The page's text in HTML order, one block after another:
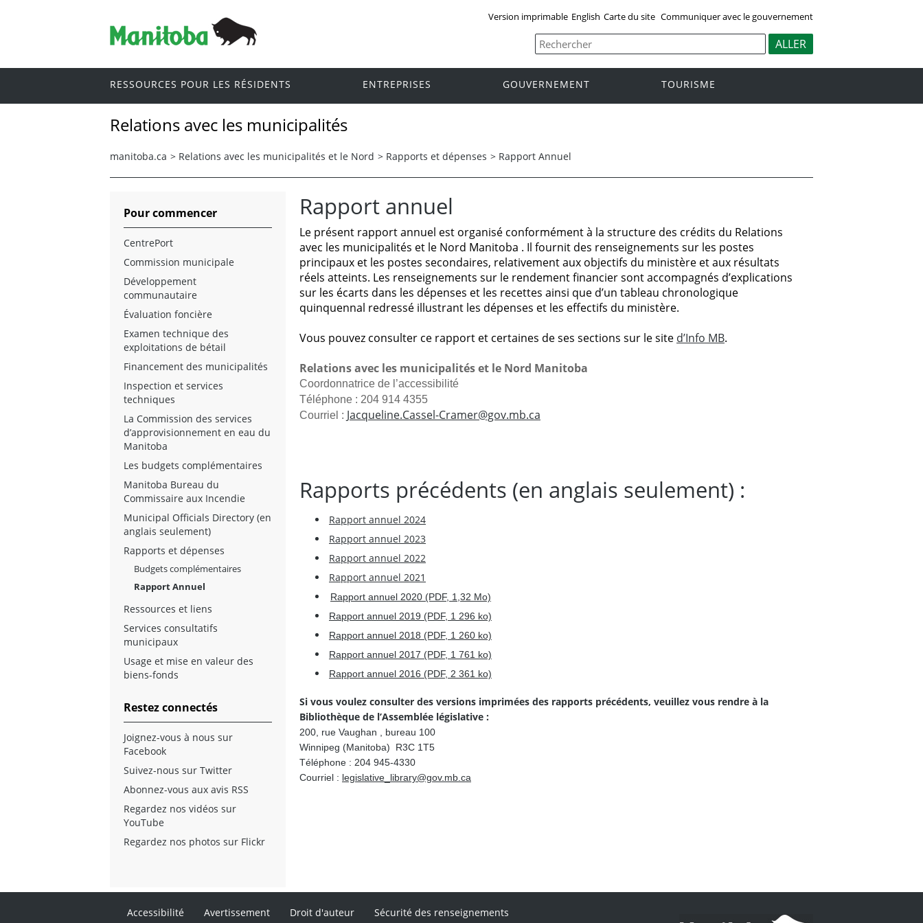
Version imprimable English Carte du site Communiquer avec le gouvernement
RESSOURCES POUR LES RÉSIDENTS ENTREPRISES GOUVERNEMENT TOURISME
Relations avec les municipalités
manitoba.ca > Relations avec les municipalités et le Nord > Rapports et dépenses > Rapport Annuel
Rapport annuel
Le présent rapport annuel est organisé conformément à la structure des crédits du Relations
avec les municipalités et le Nord Manitoba . Il fournit des renseignements sur les postes
principaux et les postes secondaires, relativement aux objectifs du ministère et aux résultats
réels atteints. Les renseignements sur le rendement financier sont accompagnés d’explications
sur les écarts dans les dépenses et les recettes ainsi que d’un tableau chronologique
quinquennal redressé illustrant les dépenses et les effectifs du ministère.
Vous pouvez consulter ce rapport et certaines de ses sections sur le site d’Info MB.
Relations avec les municipalités et le Nord Manitoba
Coordonnatrice de l’accessibilité
Téléphone : 204 914 4355
Courriel : Jacqueline.Cassel-Cramer@gov.mb.ca
Rapports précédents (en anglais seulement) :
Rapport annuel 2024
Rapport annuel 2023
Rapport annuel 2022
Rapport annuel 2021
Rapport annuel 2020 (PDF, 1,32 Mo)
Rapport annuel 2019 (PDF, 1 296 ko)
Rapport annuel 2018 (PDF, 1 260 ko)
Rapport annuel 2017 (PDF, 1 761 ko)
Rapport annuel 2016 (PDF, 2 361 ko)
Si vous voulez consulter des versions imprimées des rapports précédents, veuillez vous rendre à la
Bibliothèque de l’Assemblée législative :
200, rue Vaughan , bureau 100
Winnipeg (Manitoba) R3C 1T5
Téléphone : 204 945-4330
Courriel : legislative_library@gov.mb.ca
Pour commencer
CentrePort
Commission municipale
Développement
communautaire
Évaluation foncière
Examen technique des
exploitations de bétail
Financement des municipalités
Inspection et services
techniques
La Commission des services
d’approvisionnement en eau du
Manitoba
Les budgets complémentaires
Manitoba Bureau du
Commissaire aux Incendie
Municipal Officials Directory (en
anglais seulement)
Rapports et dépenses
Budgets complémentaires
Rapport Annuel
Ressources et liens
Services consultatifs
municipaux
Usage et mise en valeur des
biens-fonds
Restez connectés
Joignez-vous à nous sur
Facebook
Suivez-nous sur Twitter
Abonnez-vous aux avis RSS
Regardez nos vidéos sur
YouTube
Regardez nos photos sur Flickr
Accessibilité Avertissement Droit d'auteur Sécurité des renseignements